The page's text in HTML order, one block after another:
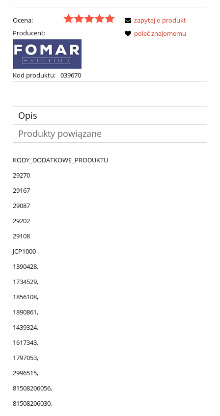
Ocena:
Producent:
Kod produktu: 039670
zapytaj o produkt
poleć znajomemu
Opis
Produkty powiązane
KODY_DODATKOWE_PRODUKTU
29270
29167
29087
29202
29108
JCP1000
1390428,
1734529,
1856108,
1890861,
1439324,
1617343,
1797053,
2996515,
81508206056,
81508206030,